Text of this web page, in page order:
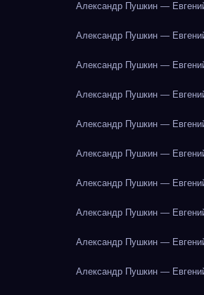
Александр Пушкин —
Александр Пушкин —
Александр Пушкин —
Александр Пушкин —
Александр Пушкин —
Александр Пушкин —
Александр Пушкин —
Александр Пушкин —
Александр Пушкин —
Александр Пушкин —